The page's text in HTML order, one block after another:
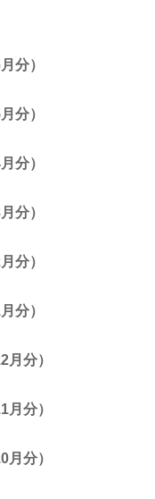
分）
分）
分）
分）
分）
分）
分）
分）
分）